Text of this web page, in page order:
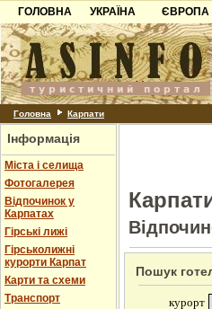
ГОЛОВНА
УКРАЇНА
Карпати
Азов
Причорноморря
Шацьк
ЄВРОПА
Хорватія
Болгарія
Головна Карпати
Інформація
Міста і селища
Фотогалерея
Відпочинок у
Карпатах
Гірські лижі
Гірськолижні
курорти Карпат
Карти та схеми
Транспорт
Пошук